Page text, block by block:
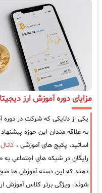
مزایای دوره آموزش ارز
یکی از دلایکی که شرکت در دوره
به علاقه مندان این حوزه
اساتید، پکیج های آموزشی ،
رایگان در شبکه های اجتماعی
دهند که این دسته آموزش ها
شوند. ویژگی برتر کلاس آموزش